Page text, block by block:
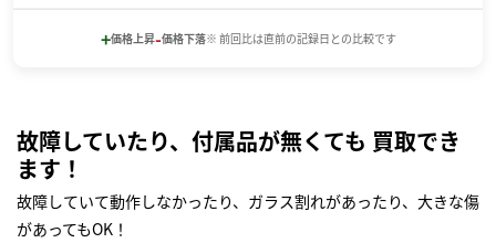
+価格上昇-価格下落※ 前回比は直前の記録日との比較です
故障していたり、付属品が無くても 買取でき
ます！
故障していて動作しなかったり、ガラス割れがあったり、大きな傷
があってもOK！